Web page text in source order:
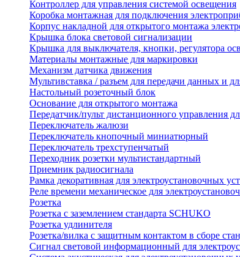
Контроллер для управления системой освещения
Коробка монтажная для подключения
Корпус накладной для открытого монтажа
Крышка блока световой сигнализации
Крышка для выключателя, кнопки, регулятора
Материалы монтажные для маркировки
Механизм датчика движения
Мультивставка / разъем для передачи данных и
Настольный розеточный блок
Основание для открытого монтажа
Передатчик/пульт дистанционного управления
Переключатель жалюзи
Переключатель кнопочный миниатюрный
Переключатель трехступенчатый
Переходник розетки мультистандартный
Приемник радиосигнала
Рамка декоративная для электроустановочных
Реле времени механическое для
Розетка
Розетка с заземлением стандарта SCHUKO
Розетка удлинителя
Розетка/вилка с защитным контактом в сборе
Сигнал световой информационный для